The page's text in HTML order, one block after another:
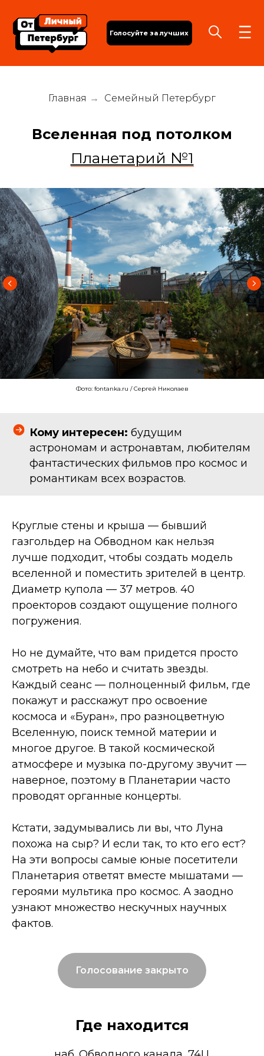
Голосуйте за лучших
Главная → Семейный Петербург
Вселенная под потолком
Планетарий №1
Фото: fontanka.ru / Сергей Николаев
Кому интересен: будущим
астрономам и астронавтам, любителям
фантастических фильмов про космос и
романтикам всех возрастов.
Круглые стены и крыша — бывший
газгольдер на Обводном как нельзя
лучше подходит, чтобы создать модель
вселенной и поместить зрителей в центр.
Диаметр купола — 37 метров. 40
проекторов создают ощущение полного
погружения.
Но не думайте, что вам придется просто
смотреть на небо и считать звезды.
Каждый сеанс — полноценный фильм, где
покажут и расскажут про освоение
космоса и «Буран», про разноцветную
Вселенную, поиск темной материи и
многое другое. В такой космической
атмосфере и музыка по-другому звучит —
наверное, поэтому в Планетарии часто
проводят органные концерты.
Кстати, задумывались ли вы, что Луна
похожа на сыр? И если так, то кто его ест?
На эти вопросы самые юные посетители
Планетария ответят вместе мышатами —
героями мультика про космос. А заодно
узнают множество нескучных научных
фактов.
Голосование закрыто
Где находится